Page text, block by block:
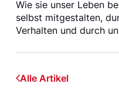
Wie sie unser Leben
selbst mitgestalten,
Verhalten und durch
Alle Artikel